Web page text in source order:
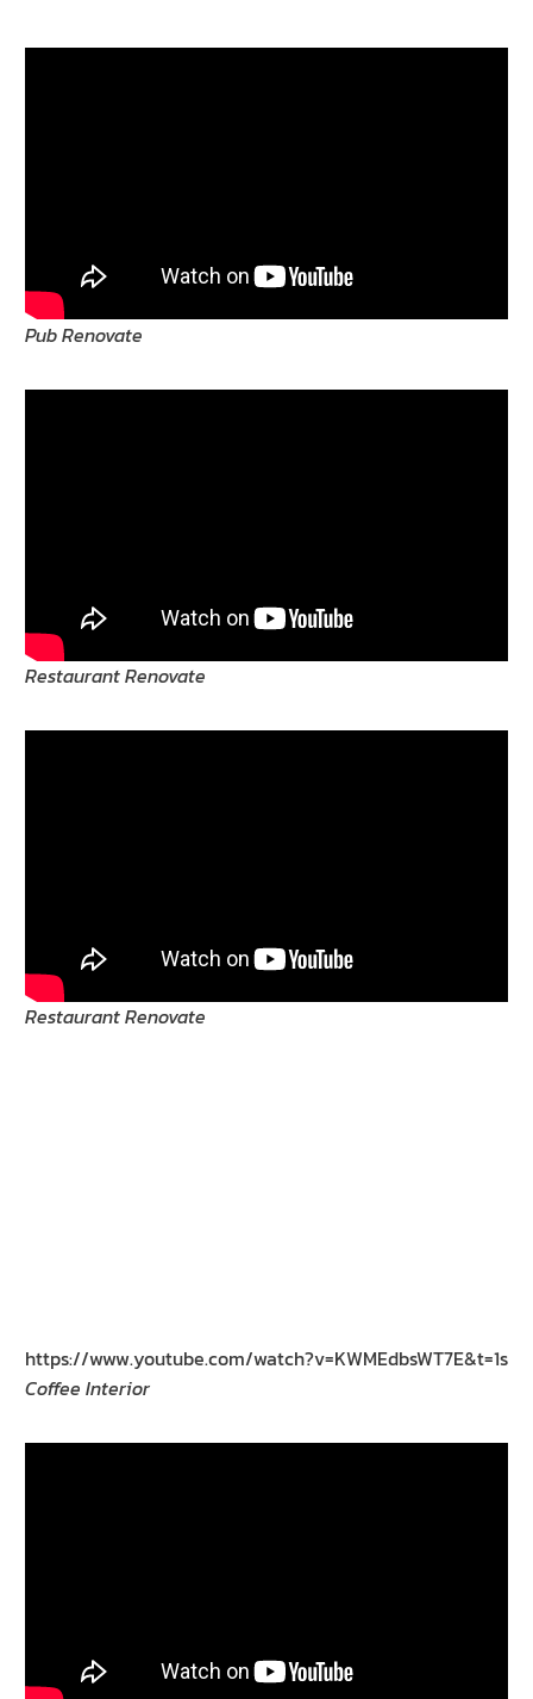
Pub Renovate
Restaurant Renovate
Restaurant Renovate
https://www.youtube.com/watch?v=KWMEdbsWT7E&t=1s
Coffee Interior